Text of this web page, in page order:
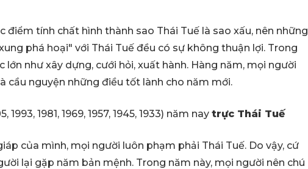
điểm tính chất hình thành sao Thái Tuế là sao xấu, nên những
phá hoại" với Thái Tuế đều có sự không thuận lợi. Trong
lớn như xây dựng, cưới hỏi, xuất hành. Hàng năm, mọi người
cầu nguyện những điều tốt lành cho năm mới.
1993, 1981, 1969, 1957, 1945, 1933) năm nay trực Thái Tuế
của mình, mọi người luôn phạm phải Thái Tuế. Do vậy, cứ
lại gặp năm bản mệnh. Trong năm này, mọi người nên chú